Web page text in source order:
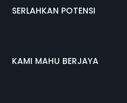
SERLAHKAN POTENSI
KAMI MAHU BERJAYA